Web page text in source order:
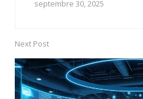
septembre 30, 2025
Next Post